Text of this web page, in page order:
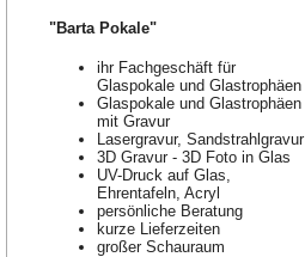
"Barta Pokale"
ihr Fachgeschäft für
Glaspokale und Glastrophäen
Glaspokale und Glastrophäen
mit Gravur
Lasergravur, Sandstrahlgravur
3D Gravur - 3D Foto in Glas
UV-Druck auf Glas,
Ehrentafeln, Acryl
persönliche Beratung
kurze Lieferzeiten
großer Schauraum